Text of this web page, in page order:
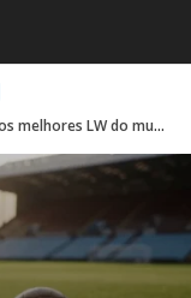
Arsenal está trabalhando para contratar “um dos melhores LW do mundo”